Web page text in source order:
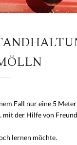
Fall nur eine 5
der Hilfe von
lernen möchte.